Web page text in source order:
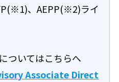
、AEPP(※2)ライ
ついてはこちらへ
Associate Direct